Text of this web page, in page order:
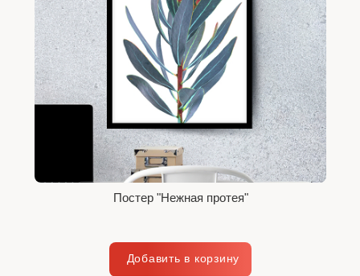
Постер "Нежная протея"